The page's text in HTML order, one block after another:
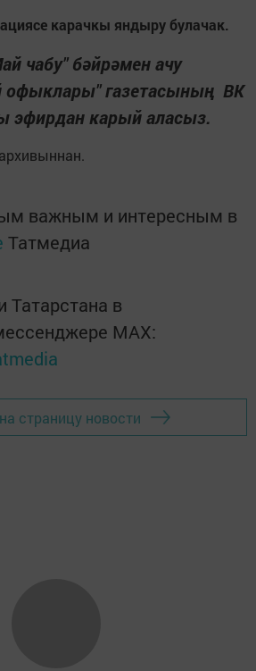
карачкы яндыру булачак.
чабу" бәйрәмен ачу
офыклары" газетасының ВК
эфирдан карый аласыз.
важным и интересным в
Татмедиа
Татарстана в
MАХ:
страницу новости